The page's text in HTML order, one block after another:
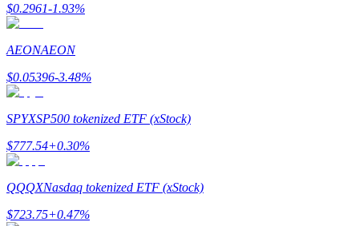
合約指南
合約功能使用指南
$0.2961-1.93%
AEONAEON
$0.05396-3.48%
SPYXSP500 tokenized ETF (xStock)
$777.54+0.30%
QQQXNasdaq tokenized ETF (xStock)
$723.75+0.47%